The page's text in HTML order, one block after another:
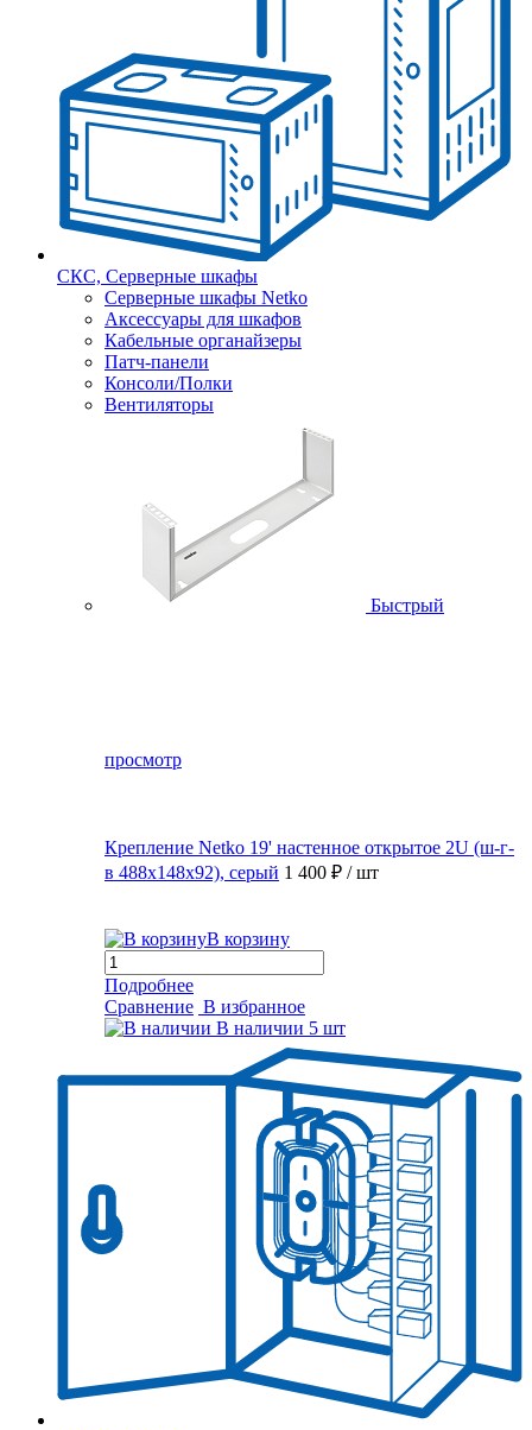
СКС, Серверные шкафы
Серверные шкафы Netko
Аксессуары для шкафов
Кабельные органайзеры
Патч-панели
Консоли/Полки
Вентиляторы
Быстрый
просмотр
Крепление Netko 19' настенное открытое 2U (ш-г-
в 488х148х92), серый 1 400 ₽ / шт
В корзину
Подробнее
Сравнение В избранное
В наличии 5 шт